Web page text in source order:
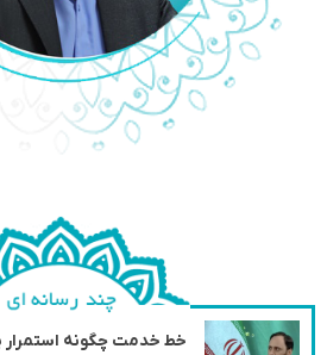
خط خدمت چگونه استمرار